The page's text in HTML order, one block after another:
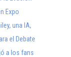
Expo
una IA,
el Debate
a los fans